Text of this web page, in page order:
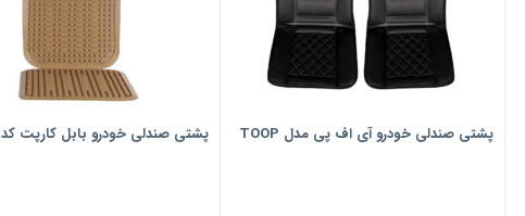
پشتی صندلی خودرو آی اف پی مدل TOOP پشتی صندلی خودرو بابل کارپت کد s2521